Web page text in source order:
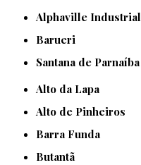
Alphaville Industrial
Barueri
Santana de Parnaíba
Alto da Lapa
Alto de Pinheiros
Barra Funda
Butantã